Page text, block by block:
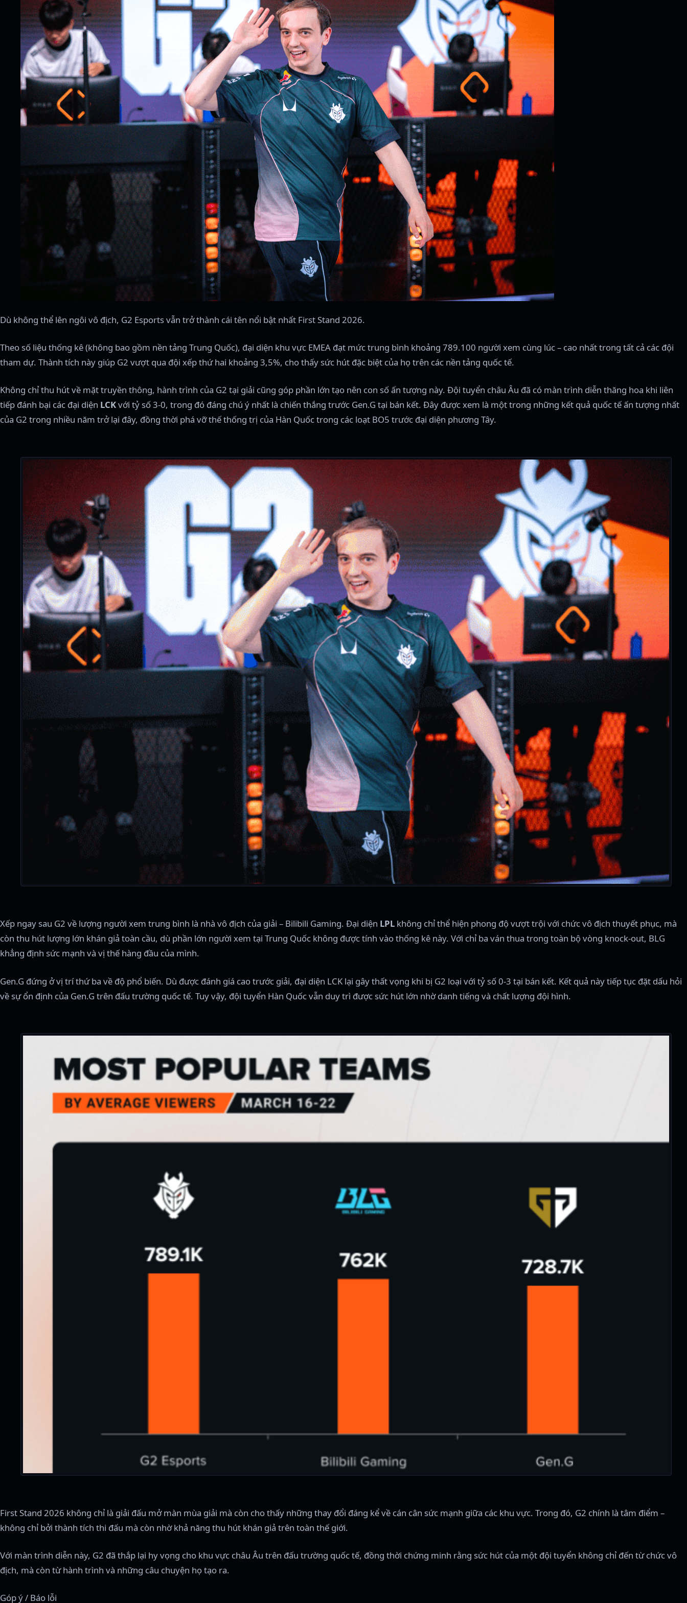
Dù không thể lên ngôi vô địch, G2 Esports vẫn trở thành cái tên nổi bật nhất First Stand 2026.
Theo số liệu thống kê (không bao gồm nền tảng Trung Quốc), đại diện khu vực EMEA đạt mức trung bình khoảng 789.100 người xem cùng lúc – cao nhất trong tất cả các đội
tham dự. Thành tích này giúp G2 vượt qua đội xếp thứ hai khoảng 3,5%, cho thấy sức hút đặc biệt của họ trên các nền tảng quốc tế.
Không chỉ thu hút về mặt truyền thông, hành trình của G2 tại giải cũng góp phần lớn tạo nên con số ấn tượng này. Đội tuyển châu Âu đã có màn trình diễn thăng hoa khi liên
tiếp đánh bại các đại diện LCKvới tỷ số 3-0, trong đó đáng chú ý nhất là chiến thắng trước Gen.G tại bán kết. Đây được xem là một trong những kết quả quốc tế ấn tượng nhất
của G2 trong nhiều năm trở lại đây, đồng thời phá vỡ thế thống trị của Hàn Quốc trong các loạt BO5 trước đại diện phương Tây.
Xếp ngay sau G2 về lượng người xem trung bình là nhà vô địch của giải – Bilibili Gaming. Đại diện LPL không chỉ thể hiện phong độ vượt trội với chức vô địch thuyết phục, mà
còn thu hút lượng lớn khán giả toàn cầu, dù phần lớn người xem tại Trung Quốc không được tính vào thống kê này. Với chỉ ba ván thua trong toàn bộ vòng knock-out, BLG
khẳng định sức mạnh và vị thế hàng đầu của mình.
Gen.G đứng ở vị trí thứ ba về độ phổ biến. Dù được đánh giá cao trước giải, đại diện LCK lại gây thất vọng khi bị G2 loại với tỷ số 0-3 tại bán kết. Kết quả này tiếp tục đặt dấu hỏi
về sự ổn định của Gen.G trên đấu trường quốc tế. Tuy vậy, đội tuyển Hàn Quốc vẫn duy trì được sức hút lớn nhờ danh tiếng và chất lượng đội hình.
First Stand 2026 không chỉ là giải đấu mở màn mùa giải mà còn cho thấy những thay đổi đáng kể về cán cân sức mạnh giữa các khu vực. Trong đó, G2 chính là tâm điểm –
không chỉ bởi thành tích thi đấu mà còn nhờ khả năng thu hút khán giả trên toàn thế giới.
Với màn trình diễn này, G2 đã thắp lại hy vọng cho khu vực châu Âu trên đấu trường quốc tế, đồng thời chứng minh rằng sức hút của một đội tuyển không chỉ đến từ chức vô
địch, mà còn từ hành trình và những câu chuyện họ tạo ra.
Góp ý / Báo lỗi